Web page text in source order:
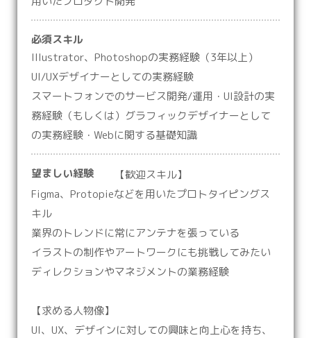
必須スキル
Illustrator、Photoshopの実務経験（3年以上）
UI/UXデザイナーとしての実務経験
スマートフォンでのサービス開発/運用・UI設計の実
務経験（もしくは）グラフィックデザイナーとして
の実務経験・Webに関する基礎知識
望ましい経験
【歓迎スキル】
Figma、Protopieなどを用いたプロトタイピングス
キル
業界のトレンドに常にアンテナを張っている
イラストの制作やアートワークにも挑戦してみたい
ディレクションやマネジメントの業務経験
【求める人物像】
UI、UX、デザインに対しての興味と向上心を持ち、